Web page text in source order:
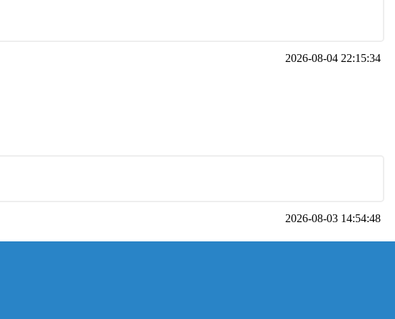
2026-08-04 22:15:34
2026-08-03 14:54:48